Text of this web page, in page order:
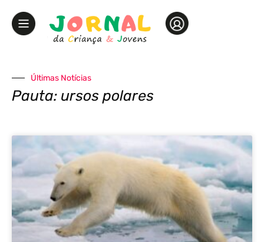
Últimas Notícias
Pauta: ursos polares